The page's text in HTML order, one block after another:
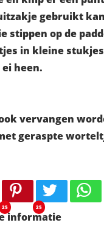
gebruikt
stippen op de
in kleine
heen.
vervangen
geraspte
25 25
informatie